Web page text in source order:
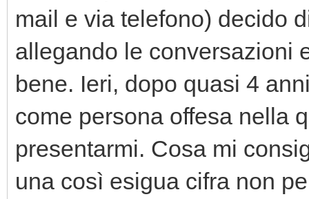
mail e via telefono) decido
allegando le conversazioni
bene. Ieri, dopo quasi 4
come persona offesa nella
presentarmi. Cosa mi
una così esigua cifra non